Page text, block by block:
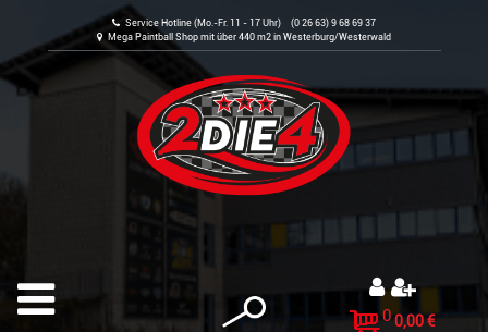
Service Hotline (Mo.-Fr. 11 - 17 Uhr) (0 26 63) 9 68 69 37
Mega Paintball Shop mit über 440 m2 in Westerburg/Westerwald
0 0,00 €